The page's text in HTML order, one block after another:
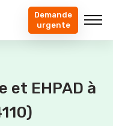
Demande
urgente
et EHPAD à